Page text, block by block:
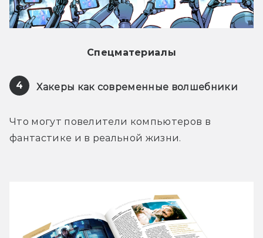
Спецматериалы
4 Хакеры как современные волшебники
Что могут повелители компьютеров в
фантастике и в реальной жизни.